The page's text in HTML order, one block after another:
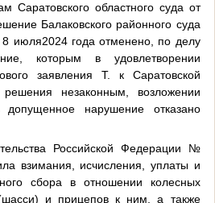
Саратовского областного суда от
Балаковского районного суда
8 июля2024 года отменено, по делу
которым в удовлетворении
заявления Т. к Саратовской
незаконным, возложении
допущенное нарушение отказано
Российской Федерации №
взимания, исчисления, уплаты и
сбора в отношении колесных
(шасси) и прицепов к ним, а также